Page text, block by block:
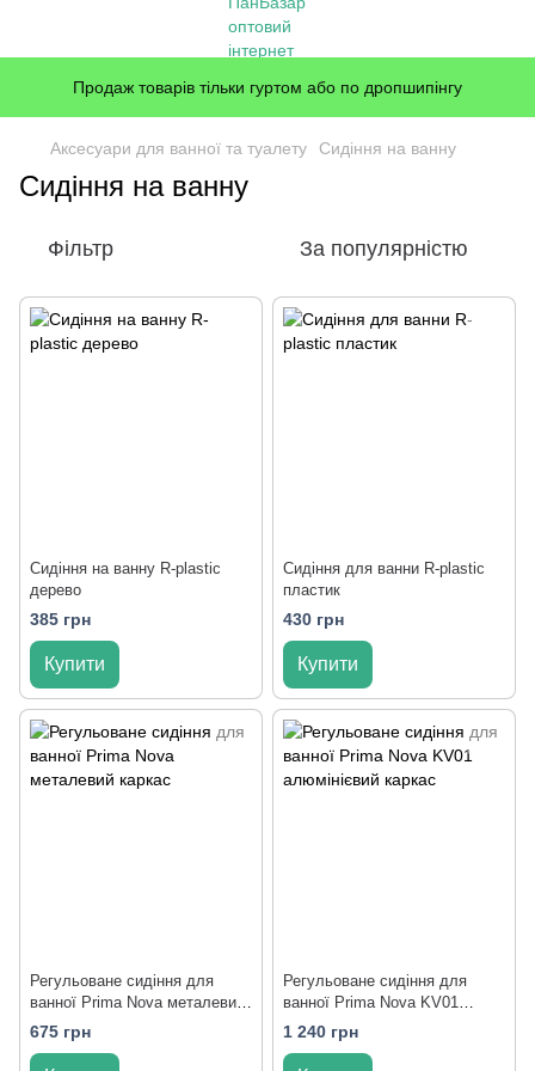
Продаж товарів тільки гуртом або по дропшипінгу
Аксесуари для ванної та туалету Сидіння на ванну
Сидіння на ванну
Фільтр За популярністю
Cидіння на ванну R-plastic
дерево
385 грн
Купити
Cидіння для ванни R-plastic
пластик
430 грн
Купити
Регульоване сидіння для
ванної Prima Nova металевий
каркас
675 грн
Регульоване сидіння для
ванної Prima Nova KV01
алюмінієвий каркас
1 240 грн